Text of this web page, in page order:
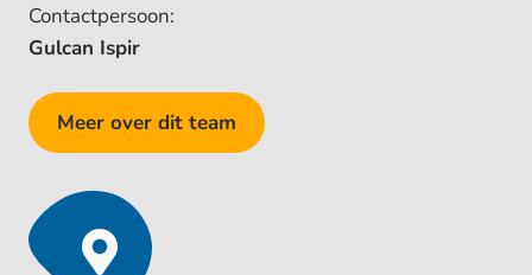
Contactpersoon:
Gulcan Ispir
Meer over dit team